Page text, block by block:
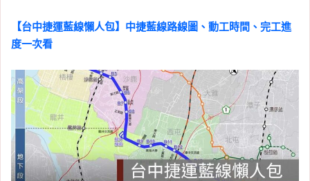
【台中捷運藍線懶人包】中捷藍線路線圖、動工時間、完工進
度一次看